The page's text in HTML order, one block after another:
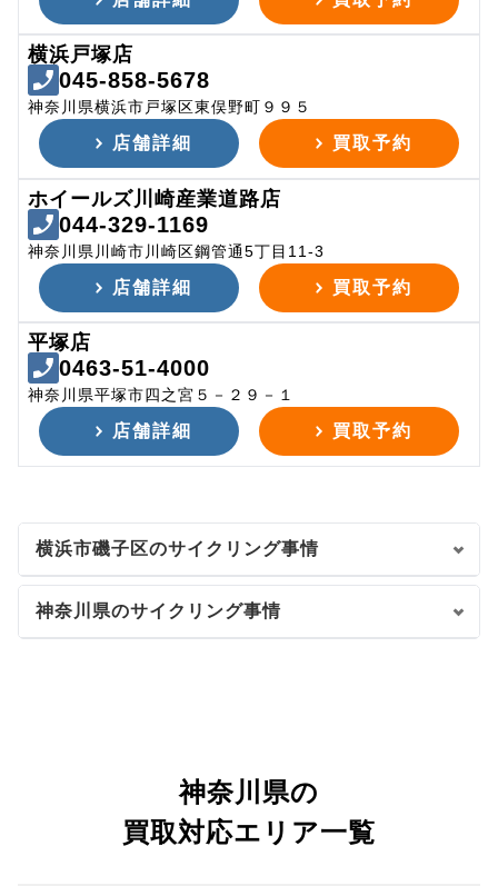
横浜戸塚店
045-858-5678
神奈川県横浜市戸塚区東俣野町９９５
店舗詳細 買取予約
ホイールズ川崎産業道路店
044-329-1169
神奈川県川崎市川崎区鋼管通5丁目11-3
店舗詳細 買取予約
平塚店
0463-51-4000
神奈川県平塚市四之宮５－２９－１
店舗詳細 買取予約
横浜市磯子区のサイクリング事情
神奈川県のサイクリング事情
神奈川県の
買取対応エリア一覧